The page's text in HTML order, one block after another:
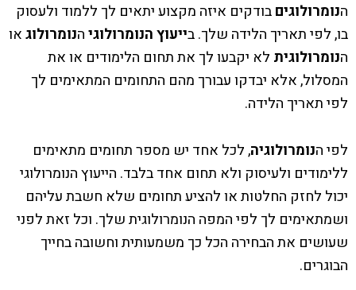
הנומרולוגיםבודקים איזה מקצוע יתאים לך ללמוד ולעסוק
בו, לפי תאריך הלידה שלך. בייעוץ הנומרולוגיהנומרולוגאו
הנומרולוגית לא יקבעו לך את תחום הלימודים או את
המסלול, אלא יבדקו עבורך מהם התחומים המתאימים לך
לפי תאריך הלידה.
לפי הנומרולוגיה, לכל אחד יש מספר תחומים מתאימים
ללימודים ולעיסוק ולא תחום אחד בלבד. הייעוץ הנומרולוגי
יכול לחזק החלטות או להציע תחומים שלא חשבת עליהם
ושמתאימים לך לפי המפה הנומרולוגית שלך. וכל זאת לפני
שעושים את הבחירה הכל כך משמעותית וחשובה בחייך
הבוגרים.